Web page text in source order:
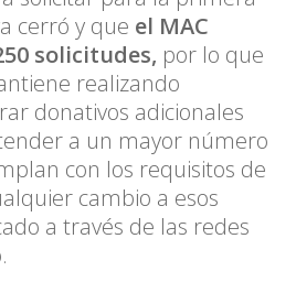
cerró y que el MAC
solicitudes, por lo que
realizando
donativos adicionales
a un mayor número
con los requisitos de
cambio a esos
a través de las redes